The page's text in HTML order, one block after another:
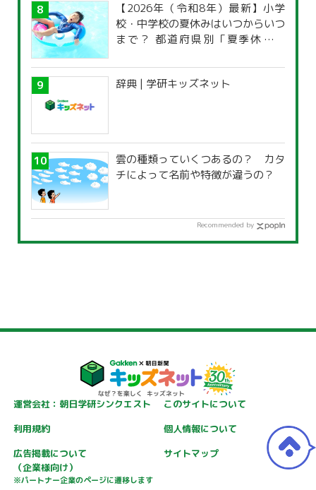
【2026年（令和8年）最新】小学
校・中学校の夏休みはいつからいつ
まで？ 都道府県別「夏季休暇一
辞典 | 学研キッズネット
雲の種類っていくつあるの？ カタ
チによって名前や特徴が違うの？
Recommended by
運営会社：朝日学研シンクエスト
このサイトについて
利用規約
個人情報について
広告掲載について
（企業様向け）
※パートナー企業のページに遷移します
サイトマップ